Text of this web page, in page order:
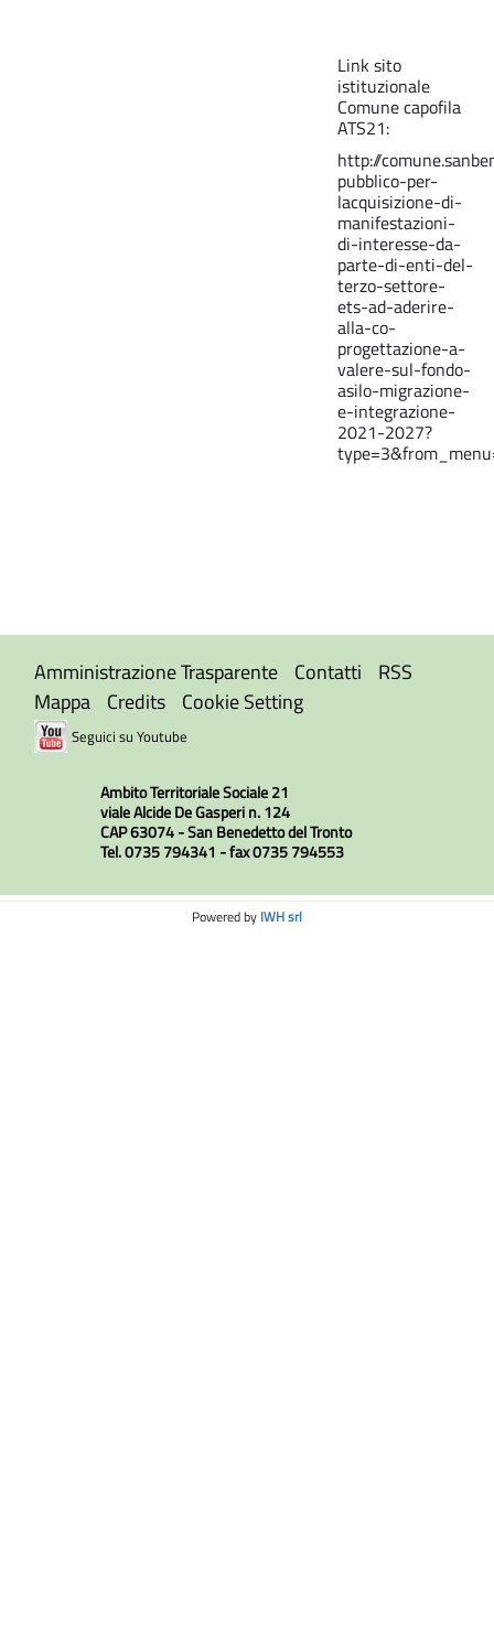
Link sito
istituzionale
Comune capofila
ATS21:
http://
pubblico-per-
lacquisizione-di-
manifestazioni-
di-interesse-da-
parte-di-enti-del-
terzo-settore-
ets-ad-aderire-
alla-co-
progettazione-a-
valere-sul-fondo-
asilo-migrazione-
e-integrazione-
2021-2027?
Amministrazione Trasparente Contatti
RSS
Mappa Credits Cookie Setting
Seguici su Youtube
Ambito Territoriale Sociale 21
viale Alcide De Gasperi n. 124
CAP 63074 - San Benedetto del Tronto
Tel. 0735 794341 - fax 0735 794553
Powered by IWH srl